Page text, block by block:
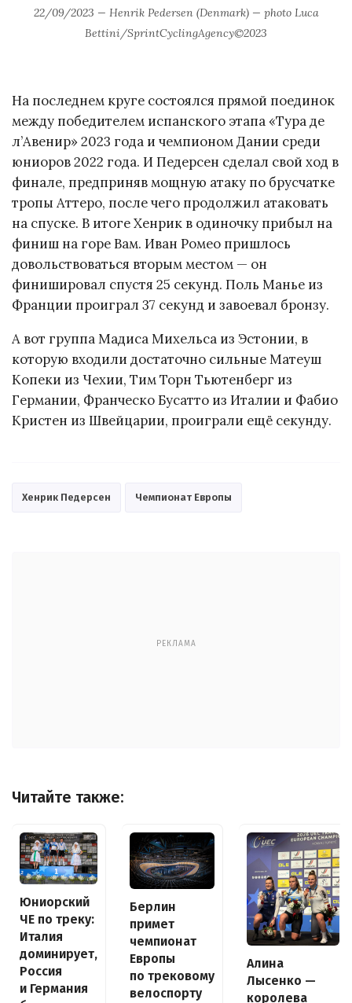
22/09/2023 — Henrik Pedersen (Denmark) — photo Luca
Bettini/SprintCyclingAgency©2023
На последнем круге состоялся прямой поединок
между победителем испанского этапа «Тура де
л’Авенир» 2023 года и чемпионом Дании среди
юниоров 2022 года. И Педерсен сделал свой ход в
финале, предприняв мощную атаку по брусчатке
тропы Аттеро, после чего продолжил атаковать
на спуске. В итоге Хенрик в одиночку прибыл на
финиш на горе Вам. Иван Ромео пришлось
довольствоваться вторым местом — он
финишировал спустя 25 секунд. Поль Манье из
Франции проиграл 37 секунд и завоевал бронзу.
А вот группа Мадиса Михельса из Эстонии, в
которую входили достаточно сильные Матеуш
Копеки из Чехии, Тим Торн Тьютенберг из
Германии, Франческо Бусатто из Италии и Фабио
Кристен из Швейцарии, проиграли ещё секунду.
Хенрик Педерсен Чемпионат Европы
РЕКЛАМА
Читайте также:
Юниорский
ЧЕ по треку:
Италия
доминирует,
Россия
и Германия
Берлин
примет
чемпионат
Европы
по трековому
велоспорту
Алина
Лысенко —
королева